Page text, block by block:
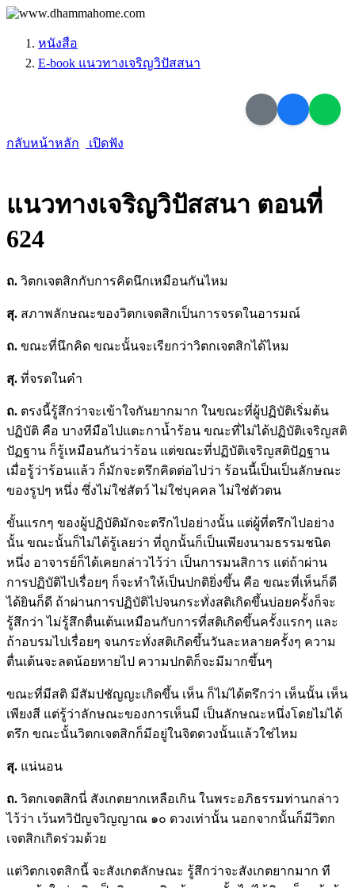
หนังสือ
E-book แนวทางเจริญวิปัสสนา
กลับหน้าหลัก เปิดฟัง
แนวทางเจริญวิปัสสนา ตอนที่
624
ถ. วิตกเจตสิกกับการคิดนึกเหมือนกันไหม
สุ. สภาพลักษณะของวิตกเจตสิกเป็นการจรดในอารมณ์
ถ. ขณะที่นึกคิด ขณะนั้นจะเรียกว่าวิตกเจตสิกได้ไหม
สุ. ที่จรดในคำ
ถ. ตรงนี้รู้สึกว่าจะเข้าใจกันยากมาก ในขณะที่ผู้ปฏิบัติเริ่มต้น
ปฏิบัติ คือ บางทีมือไปแตะกาน้ำร้อน ขณะที่ไม่ได้ปฏิบัติเจริญสติ
ปัฏฐาน ก็รู้เหมือนกันว่าร้อน แต่ขณะที่ปฏิบัติเจริญสติปัฏฐาน
เมื่อรู้ว่าร้อนแล้ว ก็มักจะตรึกคิดต่อไปว่า ร้อนนี้เป็นเป็นลักษณะ
ของรูปๆ หนึ่ง ซึ่งไม่ใช่สัตว์ ไม่ใช่บุคคล ไม่ใช่ตัวตน
ขั้นแรกๆ ของผู้ปฏิบัติมักจะตรึกไปอย่างนั้น แต่ผู้ที่ตรึกไปอย่าง
นั้น ขณะนั้นก็ไม่ได้รู้เลยว่า ที่ถูกนั้นก็เป็นเพียงนามธรรมชนิด
หนึ่ง อาจารย์ก็ได้เคยกล่าวไว้ว่า เป็นการมนสิการ แต่ถ้าผ่าน
การปฏิบัติไปเรื่อยๆ ก็จะทำให้เป็นปกติยิ่งขึ้น คือ ขณะที่เห็นก็ดี
ได้ยินก็ดี ถ้าผ่านการปฏิบัติไปจนกระทั่งสติเกิดขึ้นบ่อยครั้งก็จะ
รู้สึกว่า ไม่รู้สึกตื่นเต้นเหมือนกับการที่สติเกิดขึ้นครั้งแรกๆ และ
ถ้าอบรมไปเรื่อยๆ จนกระทั่งสติเกิดขึ้นวันละหลายครั้งๆ ความ
ตื่นเต้นจะลดน้อยหายไป ความปกติก็จะมีมากขึ้นๆ
ขณะที่มีสติ มีสัมปชัญญะเกิดขึ้น เห็น ก็ไม่ได้ตรึกว่า เห็นนั้น เห็น
เพียงสี แต่รู้ว่าลักษณะของการเห็นมี เป็นลักษณะหนึ่งโดยไม่ได้
ตรึก ขณะนั้นวิตกเจตสิกก็มีอยู่ในจิตดวงนั้นแล้วใช่ไหม
สุ. แน่นอน
ถ. วิตกเจตสิกนี่ สังเกตยากเหลือเกิน ในพระอภิธรรมท่านกล่าว
ไว้ว่า เว้นทวิปัญจวิญญาณ ๑๐ ดวงเท่านั้น นอกจากนั้นก็มีวิตก
เจตสิกเกิดร่วมด้วย
แต่วิตกเจตสิกนี้ จะสังเกตลักษณะ รู้สึกว่าจะสังเกตยากมาก ที